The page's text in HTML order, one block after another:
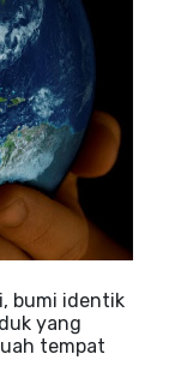
bumi identik
yang
tempat